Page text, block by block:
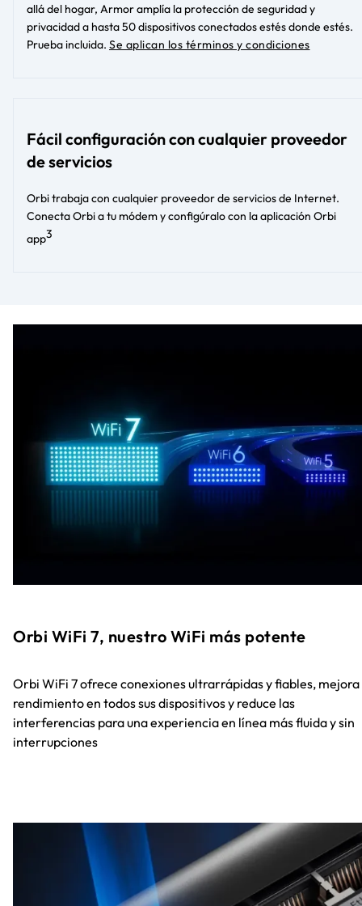
allá del hogar, Armor amplía la protección de seguridad y
privacidad a hasta 50 dispositivos conectados estés donde estés.
Prueba incluida. Se aplican los términos y condiciones
Fácil configuración con cualquier proveedor
de servicios
Orbi trabaja con cualquier proveedor de servicios de Internet.
Conecta Orbi a tu módem y configúralo con la aplicación Orbi​
app3
Orbi WiFi 7, nuestro WiFi más potente
Orbi WiFi 7 ofrece conexiones ultrarrápidas y fiables, mejora
rendimiento en todos sus dispositivos y reduce las
interferencias para una experiencia en línea más fluida y sin
interrupciones